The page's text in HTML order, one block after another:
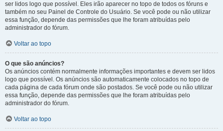
ser lidos logo que possível. Eles irão aparecer no topo de todos os fóruns e
também no seu Painel de Controle do Usuário. Se você pode ou não utilizar
essa função, depende das permissões que lhe foram atribuídas pelo
administrador do fórum.
Voltar ao topo
O que são anúncios?
Os anúncios contém normalmente informações importantes e devem ser lidos
logo que possível. Os anúncios são automaticamente colocados no topo de
cada página de cada fórum onde são postados. Se você pode ou não utilizar
essa função, depende das permissões que lhe foram atribuídas pelo
administrador do fórum.
Voltar ao topo